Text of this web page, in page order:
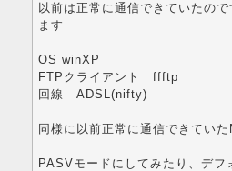
以前は正常に通信できていたの
ます
OS winXP
FTPクライアント ffftp
回線 ADSL(nifty)
同様に以前正常に通信できてい
PASVモードにしてみたり、デ